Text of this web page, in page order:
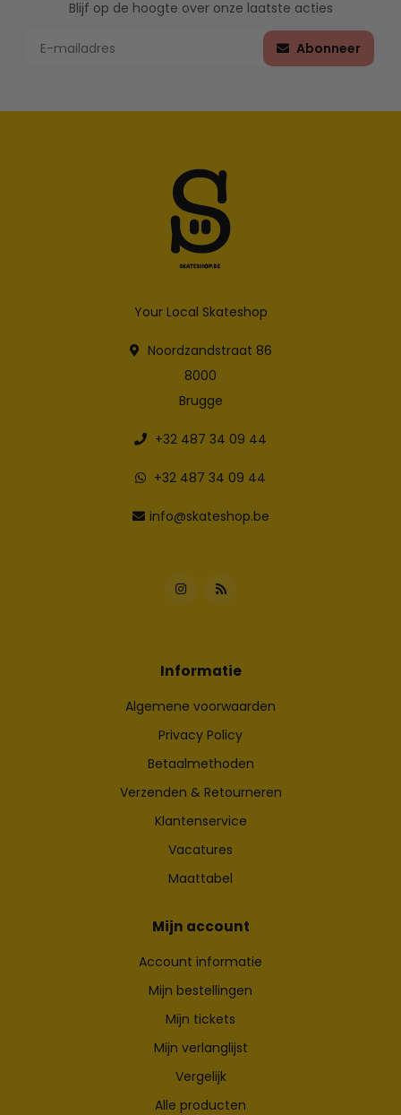
Blijf op de hoogte over onze laatste acties
Abonneer
Your Local Skateshop
Noordzandstraat 86
8000
Brugge
+32 487 34 09 44
+32 487 34 09 44
info@skateshop.be
Informatie
Algemene voorwaarden
Privacy Policy
Betaalmethoden
Verzenden & Retourneren
Klantenservice
Vacatures
Maattabel
Mijn account
Account informatie
Mijn bestellingen
Mijn tickets
Mijn verlanglijst
Vergelijk
Alle producten